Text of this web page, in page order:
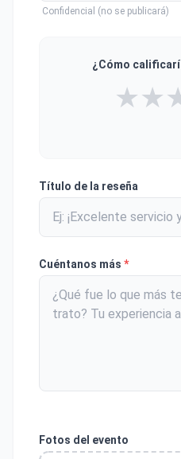
Confidencial (no se publicará)
¿Cómo
★
★
Título de la reseña
Cuéntanos más *
Fotos del evento